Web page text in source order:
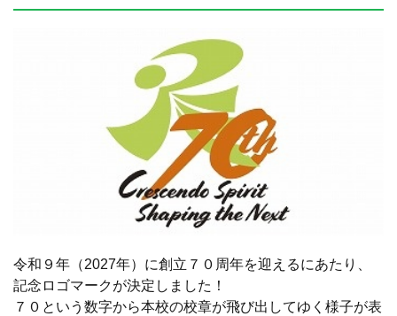
令和９年（2027年）に創立７０周年を迎えるにあたり、
記念ロゴマークが決定しました！
７０という数字から本校の校章が飛び出してゆく様子が表